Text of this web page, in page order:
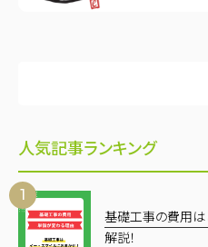
人気記事ランキング
基礎工事の費用は
解説！